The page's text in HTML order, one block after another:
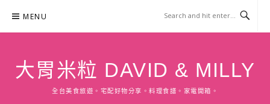
content
MENU
大胃米粒 DAVID & MILLY
全台美食旅遊。宅配好物分享。料理食譜。家電開箱。